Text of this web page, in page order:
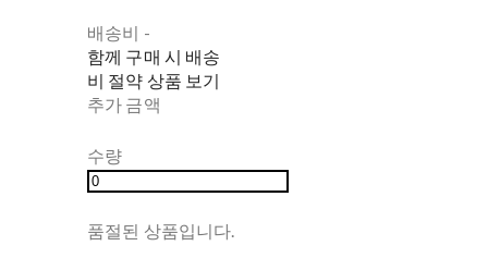
배송비 -
함께 구매 시 배송
비 절약 상품 보기
추가 금액
수량
품절된 상품입니다.